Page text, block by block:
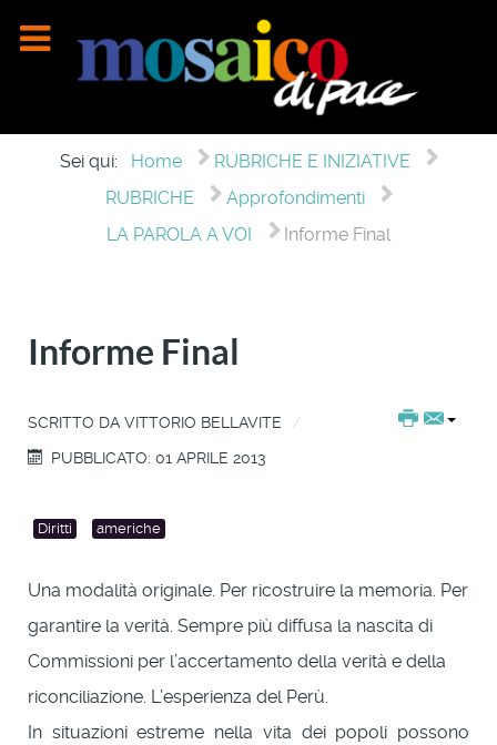
Sei qui: Home
RUBRICHE E INIZIATIVE
RUBRICHE
Approfondimenti
LA PAROLA A VOI
Informe Final
Informe Final
SCRITTO DA VITTORIO BELLAVITE
PUBBLICATO: 01 APRILE 2013
Diritti americhe
Una modalità originale. Per ricostruire la memoria. Per
garantire la verità. Sempre più diffusa la nascita di
Commissioni per l’accertamento della verità e della
riconciliazione. L’esperienza del Perù.
In situazioni estreme nella vita dei popoli possono